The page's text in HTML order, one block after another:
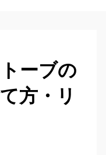
ーブの
方・リ